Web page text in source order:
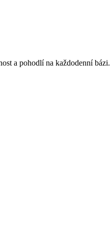
a pohodlí na každodenní bázi.